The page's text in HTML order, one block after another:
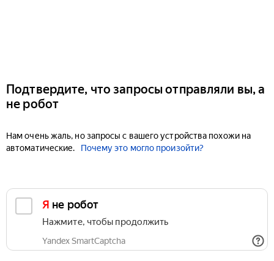
Подтвердите, что запросы отправляли вы, а
не робот
Нам очень жаль, но запросы с вашего устройства похожи на
автоматические.
Почему это могло произойти?
Я не робот
Нажмите, чтобы продолжить
Yandex SmartCaptcha